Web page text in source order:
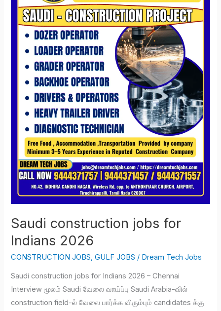
Saudi construction jobs for
Indians 2026
CONSTRUCTION JOBS,GULF JOBS / Dream Tech Jobs
Saudi construction jobs for Indians 2026 – Chennai
Interview மூலம் Saudi வேலை வாய்ப்பு Saudi Arabia-வில்
construction field-ல் வேலை பார்க்க விரும்பும் candidates க்கு
Indians
2026